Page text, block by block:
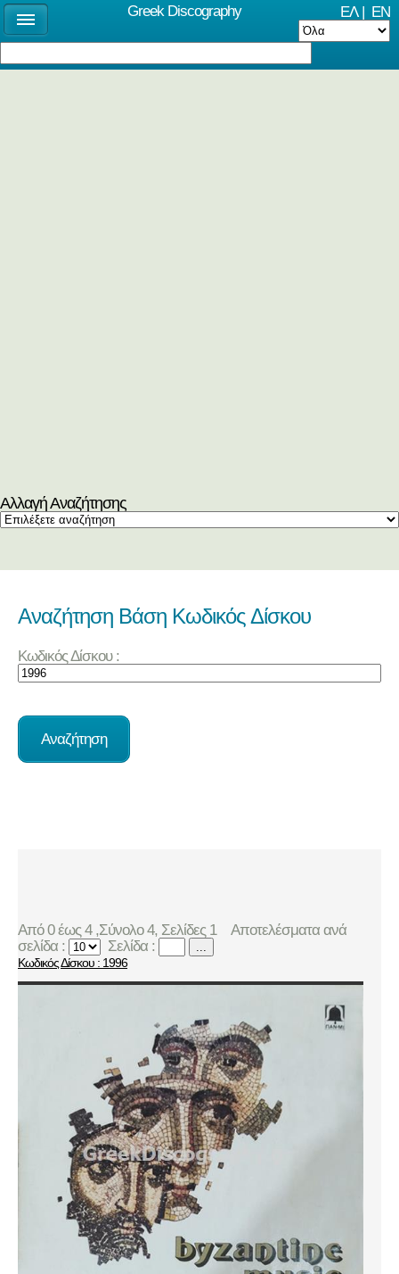
ΕΛ| EN
Αλλαγή Αναζήτησης
Αναζήτηση Βάση Κωδικός Δίσκου
Κωδικός Δίσκου :
Από 0 έως 4 ,Σύνολο 4, Σελίδες 1
Αποτελέσματα ανά
σελίδα :
Σελίδα : ...
Κωδικός Δίσκου : 1996
Greek Discography